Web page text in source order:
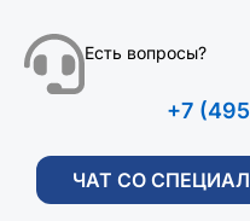
Есть вопросы?
+7
ЧАТ СО